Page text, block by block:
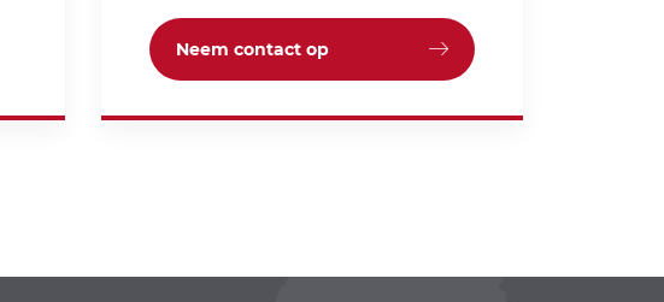
Neem contact op